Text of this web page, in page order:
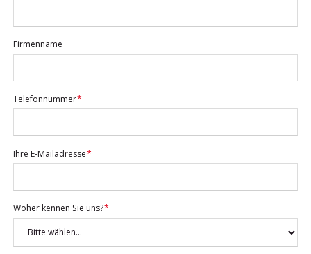
Firmenname
Pflichtfeld
Telefonnummer*
Pflichtfeld
Ihre E-Mailadresse*
Pflichtfeld
Woher kennen Sie uns?*